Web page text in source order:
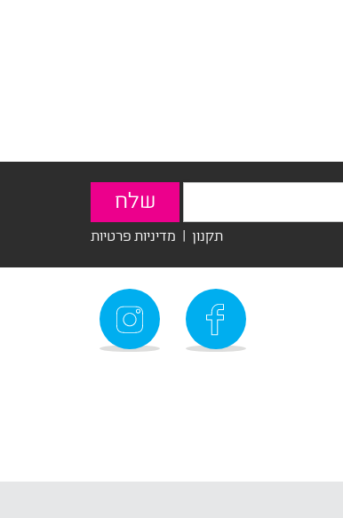
תקנון | מדיניות פרטיות